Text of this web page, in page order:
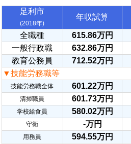
足利市
(2018年)
年収試算
全職種 615.86万円
一般行政職
632.86万円
教育公務員
712.52万円
▼技能労務職等
技能労務職全体 601.22万円
清掃職員 601.73万円
学校給食員 580.02万円
守衛 -万円
用務員 594.55万円